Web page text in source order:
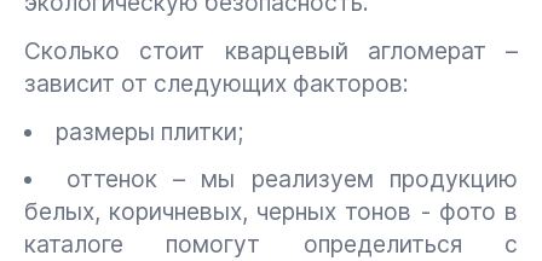
Сколько стоит кварцевый агломерат –
зависит от следующих факторов:
размеры плитки;
оттенок – мы реализуем продукцию
белых, коричневых, черных тонов - фото в
каталоге помогут определиться с